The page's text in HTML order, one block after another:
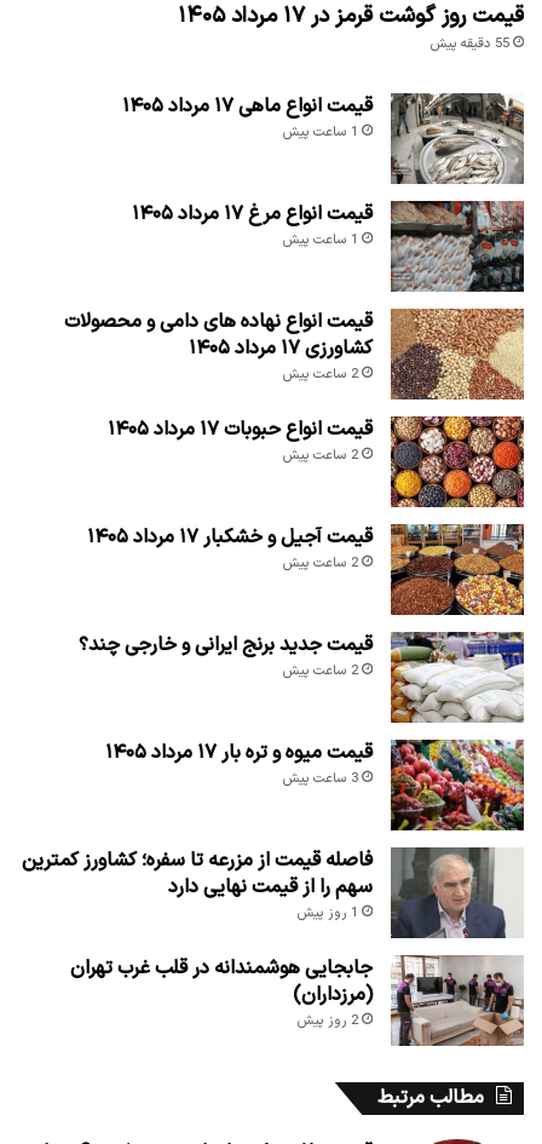
قیمت روز گوشت قرمز در ۱۷ مرداد ۱۴۰۵
55 دقیقه پیش
قیمت انواع ماهی ۱۷ مرداد ۱۴۰۵
1 ساعت پیش
قیمت انواع مرغ ۱۷ مرداد ۱۴۰۵
1 ساعت پیش
قیمت انواع نهاده های دامی و محصولات
کشاورزی ۱۷ مرداد ۱۴۰۵
2 ساعت پیش
قیمت انواع حبوبات ۱۷ مرداد ۱۴۰۵
2 ساعت پیش
قیمت آجیل و خشکبار ۱۷ مرداد ۱۴۰۵
2 ساعت پیش
قیمت جدید برنج ایرانی و خارجی چند؟
2 ساعت پیش
قیمت میوه و تره بار ۱۷ مرداد ۱۴۰۵
3 ساعت پیش
فاصله قیمت از مزرعه تا سفره؛ کشاورز کمترین
سهم را از قیمت نهایی دارد
1 روز پیش
جابجایی هوشمندانه در قلب غرب تهران
(مرزداران)
2 روز پیش
مطالب مرتبط